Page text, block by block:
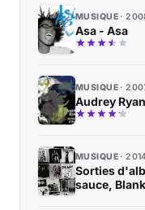
MUSIQUE
Asa - Asa
MUSIQUE
Audrey
MUSIQUE
Sorties
sauce,